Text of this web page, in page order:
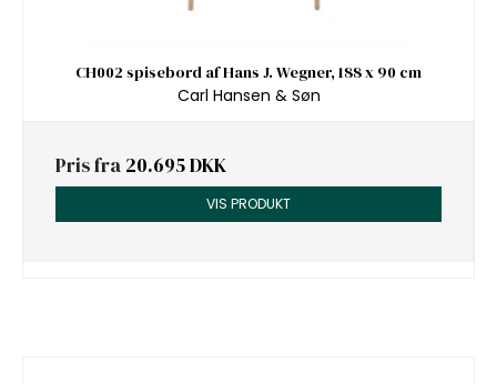
CH002 spisebord af Hans J. Wegner, 188 x 90 cm
Carl Hansen & Søn
Pris fra 20.695 DKK
VIS PRODUKT